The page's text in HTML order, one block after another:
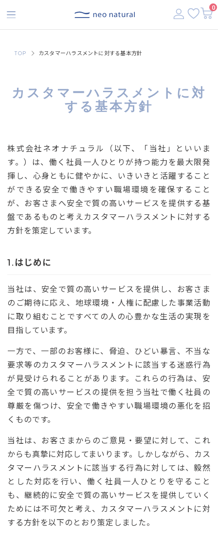
0
TOP カスタマーハラスメントに対する基本方針
カスタマーハラスメントに対
する基本方針
株式会社ネオナチュラル（以下、「当社」といいま
す。）は、働く社員一人ひとりが持つ能力を最大限発
揮し、心身ともに健やかに、いきいきと活躍すること
ができる安全で働きやすい職場環境を確保すること
が、お客さまへ安全で質の高いサービスを提供する基
盤であるものと考えカスタマーハラスメントに対する
方針を策定しています。
はじめに
当社は、安全で質の高いサービスを提供し、お客さま
のご期待に応え、地球環境・人権に配慮した事業活動
に取り組むことですべての人の心豊かな生活の実現を
目指しています。
一方で、一部のお客様に、脅迫、ひどい暴言、不当な
要求等のカスタマーハラスメントに該当する迷惑行為
が見受けられることがあります。これらの行為は、安
全で質の高いサービスの提供を担う当社で働く社員の
尊厳を傷つけ、安全で働きやすい職場環境の悪化を招
くものです。
当社は、お客さまからのご意見・要望に対して、これ
からも真摯に対応してまいります。しかしながら、カス
タマーハラスメントに該当する行為に対しては、毅然
とした対応を行い、働く社員一人ひとりを守ること
も、継続的に安全で質の高いサービスを提供していく
ためには不可欠と考え、カスタマーハラスメントに対
する方針を以下のとおり策定しました。